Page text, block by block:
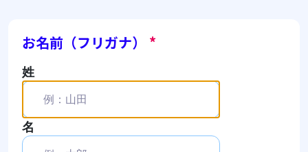
お名前（フリガナ） *
姓
名